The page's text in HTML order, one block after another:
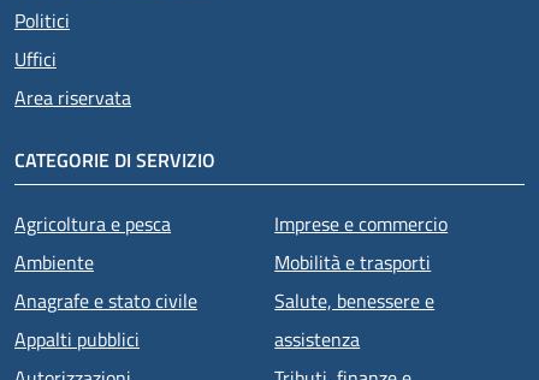
Politici
Uffici
Area riservata
CATEGORIE DI SERVIZIO
Agricoltura e pesca
Ambiente
Anagrafe e stato civile
Appalti pubblici
Imprese e commercio
Mobilità e trasporti
Salute, benessere e
assistenza